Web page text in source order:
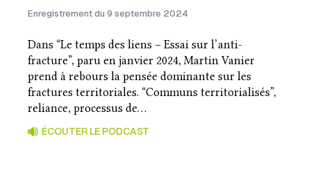
Enregistrement du 9 septembre 2024
Dans “Le temps des liens – Essai sur l’anti-
fracture”, paru en janvier 2024, Martin Vanier
prend à rebours la pensée dominante sur les
fractures territoriales. “Communs territorialisés”,
reliance, processus de…
ÉCOUTER LE PODCAST